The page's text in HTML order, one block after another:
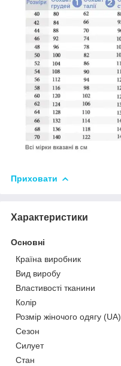
Приховати
Характеристики
Основні
Країна виробник
Вид виробу
Властивості тканини
Колір
Розмір жіночого одягу (UA)
Сезон
Силует
Стан